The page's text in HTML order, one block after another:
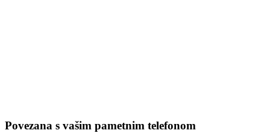
Povezana s vašim pametnim telefonom